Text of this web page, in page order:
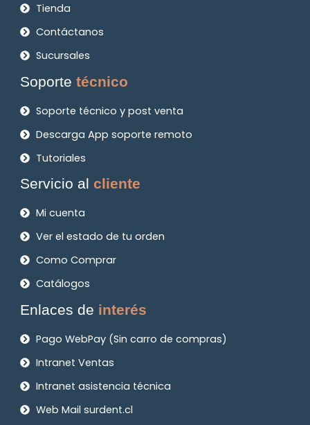
Tienda
Contáctanos
Sucursales
Soportetécnico
Soporte técnico y post venta
Descarga App soporte remoto
Tutoriales
Servicio alcliente
Mi cuenta
Ver el estado de tu orden
Como Comprar
Catálogos
Enlaces de interés
Pago WebPay (Sin carro de compras)
Intranet Ventas
Intranet asistencia técnica
Web Mail surdent.cl